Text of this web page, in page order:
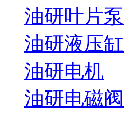
油研叶片泵
油研液压缸
油研电机
油研电磁阀